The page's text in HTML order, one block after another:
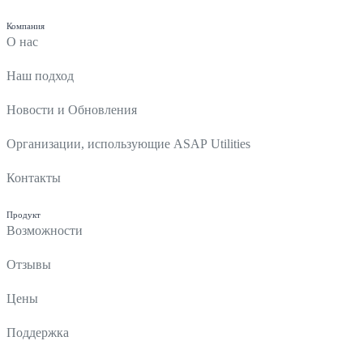
Компания
О нас
Наш подход
Новости и Обновления
Организации, использующие ASAP Utilities
Контакты
Продукт
Возможности
Отзывы
Цены
Поддержка